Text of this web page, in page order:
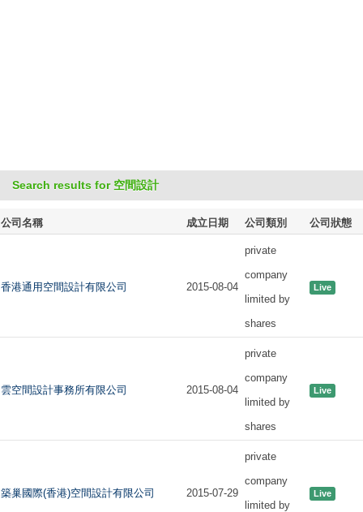
Search results for 空間設計
公司名稱 成立日期 公司類別 公司狀態
香港通用空間設計有限公司 2015-08-04
private
company
limited by
shares
Live
雲空間設計事務所有限公司 2015-08-04
private
company
limited by
shares
Live
築巢國際(香港)空間設計有限公司 2015-07-29
private
company
limited by
Live